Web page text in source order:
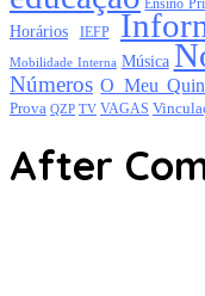
Ensino
Horários IEFP
Mobilidade Interna Música
Números O Meu
Prova QZP TV VAGAS
After